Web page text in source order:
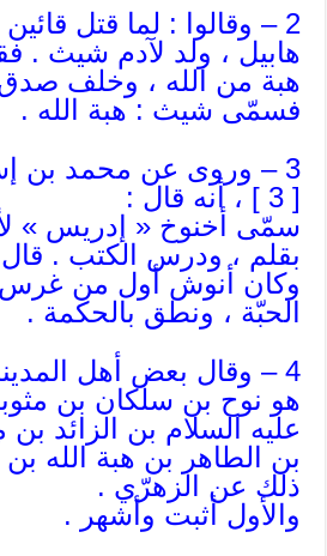
2 – وقالوا : لما قتل
هابيل ، ولد لآدم شيث .
هبة من الله ، وخلف
فسمّى شيث : هبة الله .
3 – وروى عن محمد بن
[ 3 ] ، أنه قال :
سمّى أخنوخ « إدريس »
بقلم ، ودرس الكتب .
وكان أنوش أول من غرس
الحبّة ، ونطق بالحكمة .
4 – وقال بعض أهل المدينة :
هو نوح بن سلكان بن
عليه السلام بن الزائد
بن الطاهر بن هبة الله
ذلك عن الزهرّي .
والأول أثبت وأشهر .